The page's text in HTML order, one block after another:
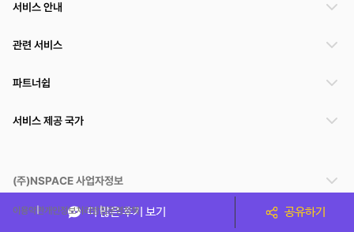
더 많은 후기 보기 공유하기
서비스 안내
관련 서비스
파트너쉽
서비스 제공 국가
(주)NSPACE 사업자정보
이용약관개인정보처리방침운영정책
스페이스클라우드는 통신판매중개자이며 통신판매의 당사자가 아닙니다. 따라서 스페이스클